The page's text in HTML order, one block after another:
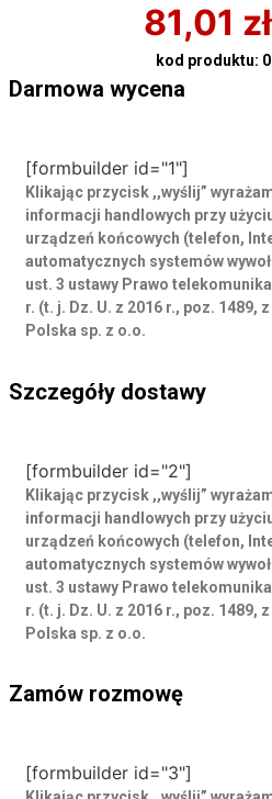
81,01 zł
kod produktu:
Darmowa wycena
[formbuilder id="1"]
Klikając przycisk ,,wyślij”
informacji handlowych przy
urządzeń końcowych (telefon,
automatycznych systemów
ust. 3 ustawy Prawo
r. (t. j. Dz. U. z 2016 r., poz. 1489,
Polska sp. z o.o.
Szczegóły dostawy
[formbuilder id="2"]
Klikając przycisk ,,wyślij”
informacji handlowych przy
urządzeń końcowych (telefon,
automatycznych systemów
ust. 3 ustawy Prawo
r. (t. j. Dz. U. z 2016 r., poz. 1489,
Polska sp. z o.o.
Zamów rozmowę
[formbuilder id="3"]